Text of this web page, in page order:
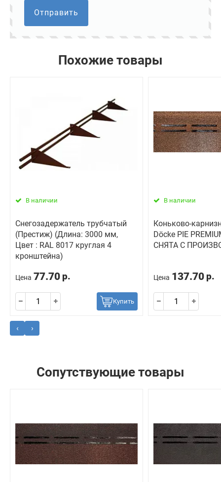
Отправить
Похожие товары
В наличии
Снегозадержатель трубчатый
(Престиж) (Длина: 3000 мм,
Цвет : RAL 8017 круглая 4
кронштейна)
Цена 77.70 р.
Купить
В наличии
Коньково-
Döcke PIE
СНЯТА С
Цена 137.70 р.
‹ ›
Сопутствующие товары